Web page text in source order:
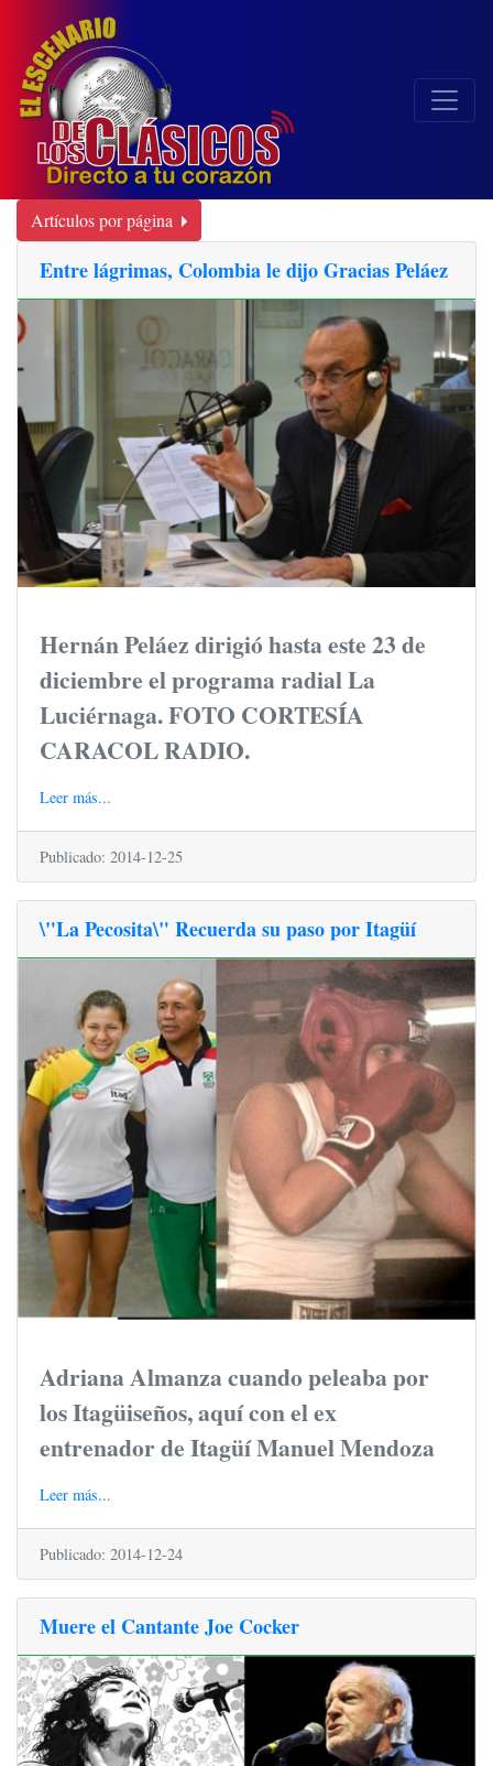
Artículos por página
Entre lágrimas, Colombia le dijo Gracias Peláez
Hernán Peláez dirigió hasta este 23 de
diciembre el programa radial La
Luciérnaga. FOTO CORTESÍA
CARACOL RADIO.
Leer más...
Publicado: 2014-12-25
\"La Pecosita\" Recuerda su paso por Itagüí
Adriana Almanza cuando peleaba por
los Itagüiseños, aquí con el ex
entrenador de Itagüí Manuel Mendoza
Leer más...
Publicado: 2014-12-24
Muere el Cantante Joe Cocker